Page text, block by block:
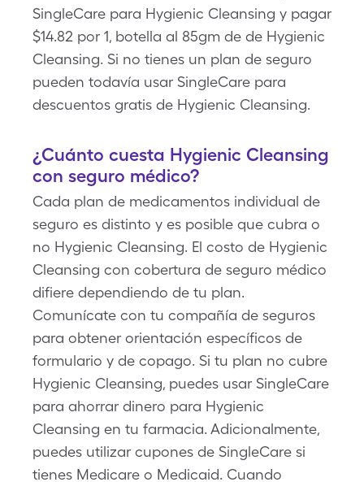
SingleCare para Hygienic Cleansing y pagar
$14.82 por 1, botella al 85gm de de Hygienic
Cleansing. Si no tienes un plan de seguro
pueden todavía usar SingleCare para
descuentos gratis de Hygienic Cleansing.
¿Cuánto cuesta Hygienic Cleansing
con seguro médico?
Cada plan de medicamentos individual de
seguro es distinto y es posible que cubra o
no Hygienic Cleansing. El costo de Hygienic
Cleansing con cobertura de seguro médico
difiere dependiendo de tu plan.
Comunícate con tu compañía de seguros
para obtener orientación específicos de
formulario y de copago. Si tu plan no cubre
Hygienic Cleansing, puedes usar SingleCare
para ahorrar dinero para Hygienic
Cleansing en tu farmacia. Adicionalmente,
puedes utilizar cupones de SingleCare si
tienes Medicare o Medicaid. Cuando